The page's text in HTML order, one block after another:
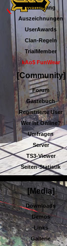
Werdegang
Auszeichnungen
UserAwards
Clan-Regeln
TrialMember
kAo$ FunWear
[Community]
Forum
Gästebuch
Registrierte User
Wer ist Online?
Umfragen
Server
TS3-Viewer
Seiten-Statistik
[Media]
Downloads
Demos
Links
Gallerie